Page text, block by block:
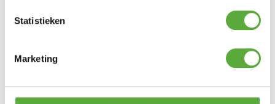
Statistieken
MarketingGratis verzending vanaf €250,-*